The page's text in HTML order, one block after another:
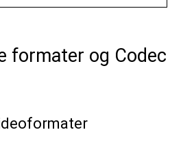
formater og Codec